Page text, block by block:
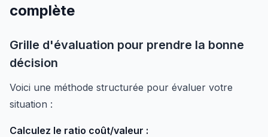
complète
Grille d'évaluation pour prendre la bonne
décision
Voici une méthode structurée pour évaluer votre
situation :
Calculez le ratio coût/valeur :